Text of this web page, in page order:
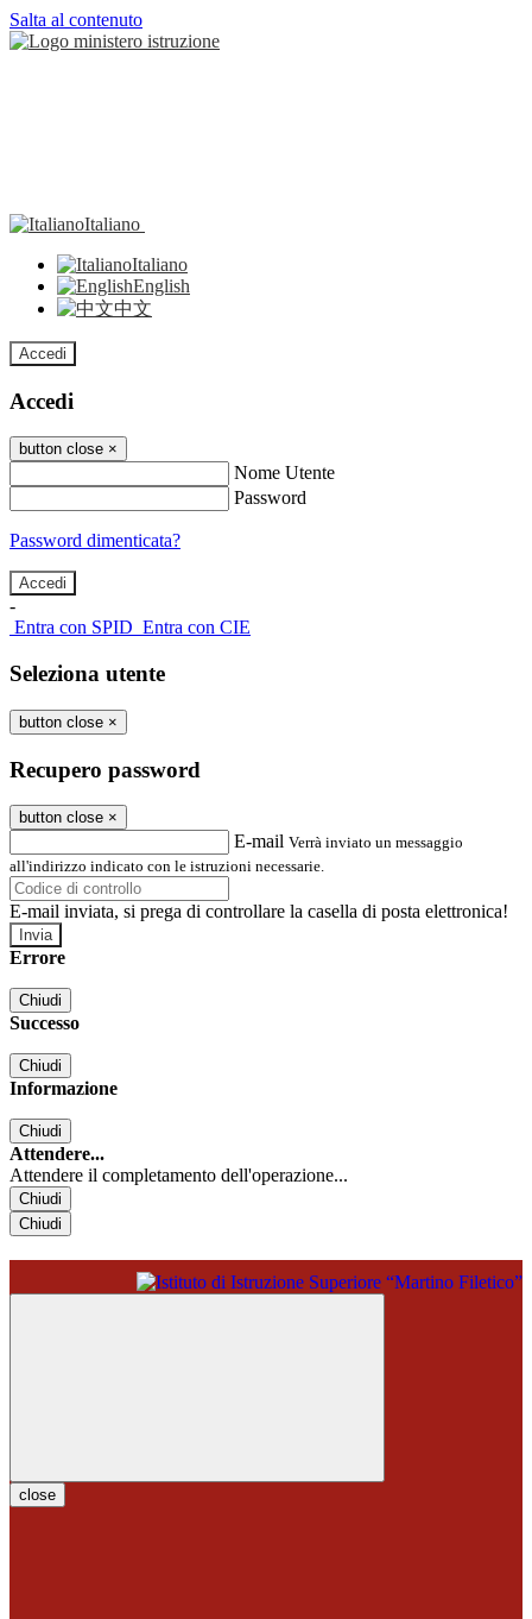
Salta al contenuto
Italiano
Italiano
English
中文
Accedi
Accedi
button close ×
Nome Utente
Password
Password dimenticata?
-
Entra con SPID Entra con CIE
Seleziona utente
button close ×
Recupero password
button close ×
E-mail Verrà inviato un messaggio
all'indirizzo indicato con le istruzioni necessarie.
E-mail inviata, si prega di controllare la casella di posta elettronica!
Errore
Chiudi
Successo
Chiudi
Informazione
Chiudi
Attendere...
Attendere il completamento dell'operazione...
Chiudi
Chiudi
close